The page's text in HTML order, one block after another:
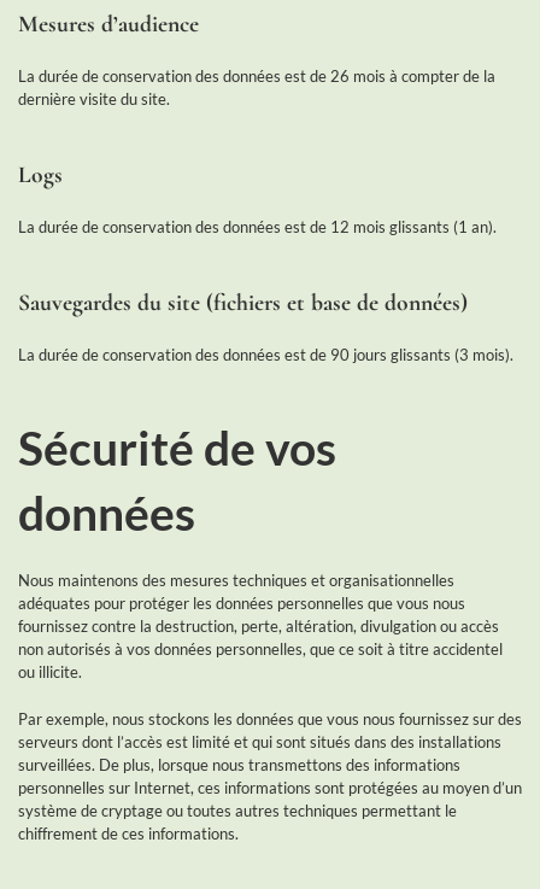
Mesures d’audience
La durée de conservation des données est de 26 mois à compter de la
dernière visite du site.
Logs
La durée de conservation des données est de 12 mois glissants (1 an).
Sauvegardes du site (fichiers et base de données)
La durée de conservation des données est de 90 jours glissants (3 mois).
Sécurité de vos
données
Nous maintenons des mesures techniques et organisationnelles
adéquates pour protéger les données personnelles que vous nous
fournissez contre la destruction, perte, altération, divulgation ou accès
non autorisés à vos données personnelles, que ce soit à titre accidentel
ou illicite.
Par exemple, nous stockons les données que vous nous fournissez sur des
serveurs dont l’accès est limité et qui sont situés dans des installations
surveillées. De plus, lorsque nous transmettons des informations
personnelles sur Internet, ces informations sont protégées au moyen d’un
système de cryptage ou toutes autres techniques permettant le
chiffrement de ces informations.